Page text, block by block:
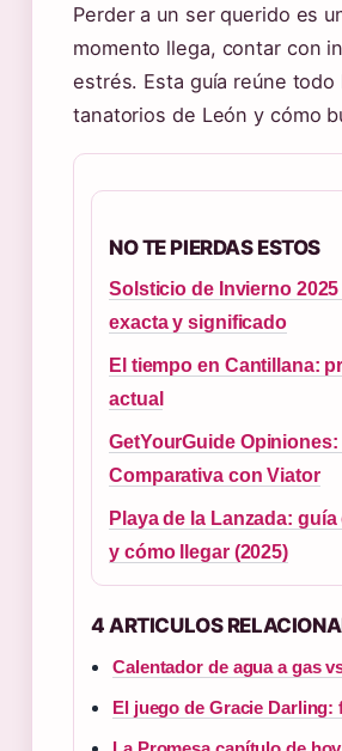
Perder a un ser querido es
momento llega, contar con
estrés. Esta guía reúne
tanatorios de León y cómo
NO TE PIERDAS ESTOS
Solsticio de Invierno
exacta y significado
El tiempo en Cantillana:
actual
GetYourGuide
Comparativa con Viator
Playa de la Lanzada:
y cómo llegar (2025)
4 ARTICULOS
Calentador de agua a gas
El juego de Gracie